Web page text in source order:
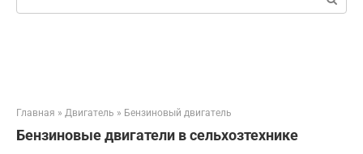
Главная » Двигатель » Бензиновый двигатель
Бензиновые двигатели в сельхозтехнике